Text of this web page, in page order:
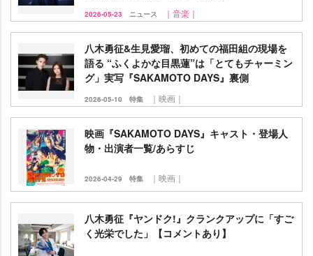
2026-05-23 ニュース ｜音楽｜
八木勇征&生見愛瑠、初めての福田組の現場を
語る “ふくよかな目黒蓮”は「とてもチャーミン
グ」実写『SAKAMOTO DAYS』裏側
2026-05-10 特集 ｜映画｜
映画『SAKAMOTO DAYS』キャスト・登場人
物・出演者一覧/あらすじ
2026-04-29 特集 ｜映画｜
八木勇征『ヤンドク!』クランクアップに「すご
く光栄でした」【コメントあり】